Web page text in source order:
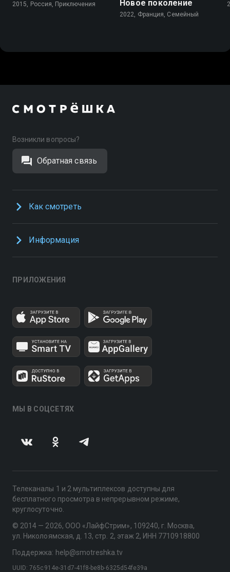
2015, Россия, Приключения
Новое поколение
2022, Франция, Cемейный
Возникли вопросы?
Обратная связь
Как смотреть
Информация
ПРИЛОЖЕНИЯ
МЫ В СОЦСЕТЯХ
Телеканалы 1 и 2 мультиплексов доступны для
бесплатного просмотра в непрерывном режиме,
круглосуточно.
© 2014 — 2026, ООО «ЛайфСтрим», 109240, г. Москва,
ул. Николоямская, д. 13, стр. 2, этаж 2, ИНН 7710918800
Поддержка: help@smotreshka.tv
UUID: 765c914e-31d7-41f8-be8b-6325d54fe39a